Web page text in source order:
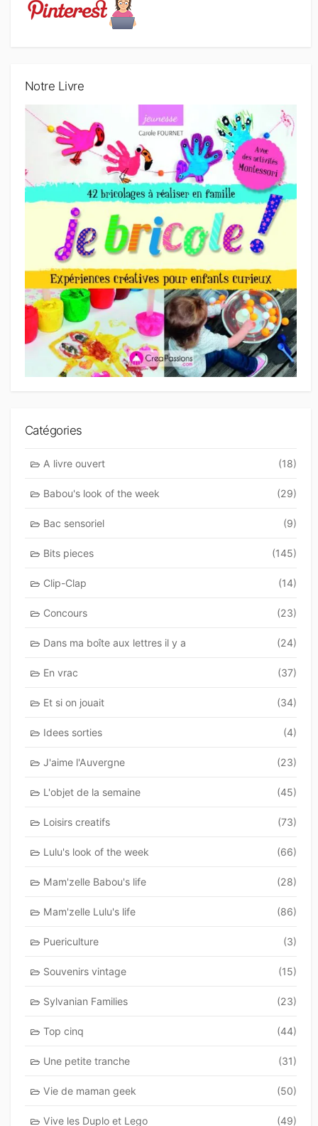
Notre Livre
Catégories
A livre ouvert (18)
Babou's look of the week (29)
Bac sensoriel (9)
Bits pieces (145)
Clip-Clap (14)
Concours (23)
Dans ma boîte aux lettres il y a (24)
En vrac (37)
Et si on jouait (34)
Idees sorties (4)
J'aime l'Auvergne (23)
L'objet de la semaine (45)
Loisirs creatifs (73)
Lulu's look of the week (66)
Mam'zelle Babou's life (28)
Mam'zelle Lulu's life (86)
Puericulture (3)
Souvenirs vintage (15)
Sylvanian Families (23)
Top cinq (44)
Une petite tranche (31)
Vie de maman geek (50)
Vive les Duplo et Lego (49)